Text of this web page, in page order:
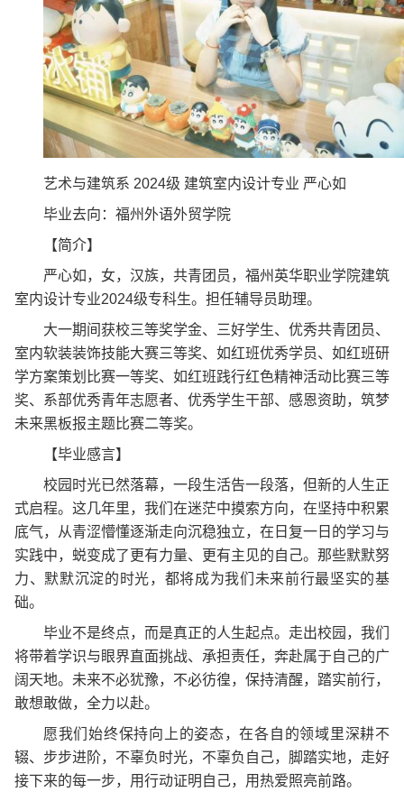
艺术与建筑系 2024级 建筑室内设计专业 严心如
毕业去向：福州外语外贸学院
【简介】
严心如，女，汉族，共青团员，福州英华职业学院建筑
室内设计专业2024级专科生。担任辅导员助理。
大一期间获校三等奖学金、三好学生、优秀共青团员、
室内软装装饰技能大赛三等奖、如红班优秀学员、如红班研
学方案策划比赛一等奖、如红班践行红色精神活动比赛三等
奖、系部优秀青年志愿者、优秀学生干部、感恩资助，筑梦
未来黑板报主题比赛二等奖。
【毕业感言】
校园时光已然落幕，一段生活告一段落，但新的人生正
式启程。这几年里，我们在迷茫中摸索方向，在坚持中积累
底气，从青涩懵懂逐渐走向沉稳独立，在日复一日的学习与
实践中，蜕变成了更有力量、更有主见的自己。那些默默努
力、默默沉淀的时光，都将成为我们未来前行最坚实的基
础。
毕业不是终点，而是真正的人生起点。走出校园，我们
将带着学识与眼界直面挑战、承担责任，奔赴属于自己的广
阔天地。未来不必犹豫，不必彷徨，保持清醒，踏实前行，
敢想敢做，全力以赴。
愿我们始终保持向上的姿态，在各自的领域里深耕不
辍、步步进阶，不辜负时光，不辜负自己，脚踏实地，走好
接下来的每一步，用行动证明自己，用热爱照亮前路。